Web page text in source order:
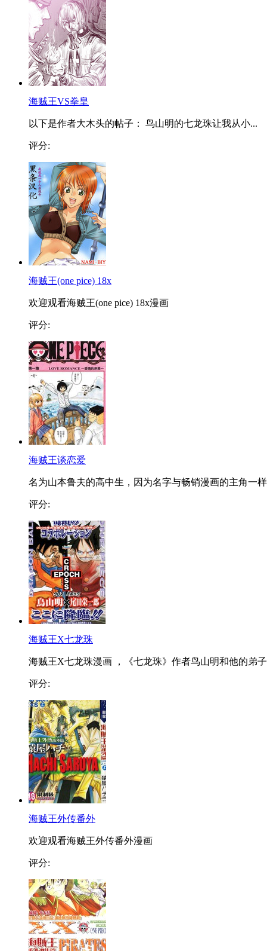
海贼王VS拳皇
以下是作者大木头的帖子： 鸟山明的七龙珠让我从小...
评分:
海贼王(one pice) 18x
欢迎观看海贼王(one pice) 18x漫画
评分:
海贼王谈恋爱
名为山本鲁夫的高中生，因为名字与畅销漫画的主角一
评分:
海贼王X七龙珠
海贼王X七龙珠漫画 ，《七龙珠》作者鸟山明和他的弟
评分:
海贼王外传番外
欢迎观看海贼王外传番外漫画
评分: